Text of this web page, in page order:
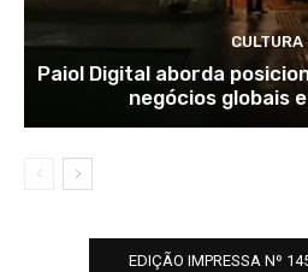
CULTURA
Paiol Digital aborda
negócios globais
EDIÇÃO IMPRESSA Nº